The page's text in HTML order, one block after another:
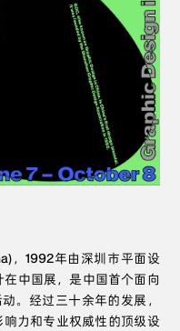
，1992年由深圳市平面设
中国展，是中国首个面向
。经过三十余年的发展，
力和专业权威性的顶级设